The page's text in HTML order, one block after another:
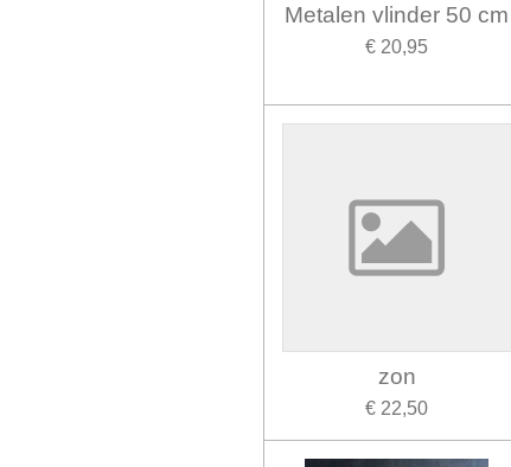
Metalen vlinder 50 cm
€ 20,95
zon
€ 22,50